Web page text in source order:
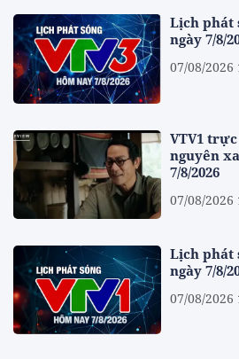
Lịch phát
ngày 7/8/
07/08/2026
VTV1
nguyên
7/8/2026
07/08/2026
Lịch phát
ngày 7/8/
07/08/2026